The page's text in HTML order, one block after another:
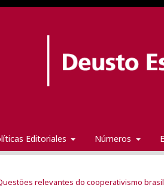
Editoriales Números
relevantes do cooperativismo